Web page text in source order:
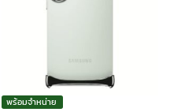
พร้อมจำหน่าย